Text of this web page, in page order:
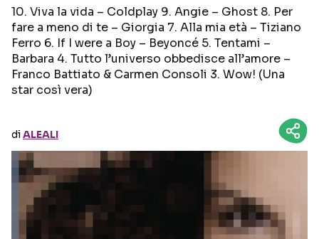
GOSSIP E CURIOSITÀ
TALENT SHOW
10. Viva la vida – Coldplay 9. Angie – Ghost 8. Per
fare a meno di te – Giorgia 7. Alla mia età – Tiziano
Ferro 6. If I were a Boy – Beyoncé 5. Tentami –
Barbara 4. Tutto l’universo obbedisce all’amore –
Franco Battiato & Carmen Consoli 3. Wow! (Una
star così vera)
diALEALI